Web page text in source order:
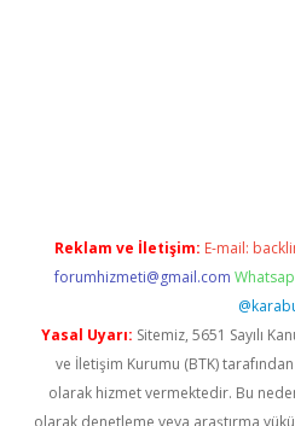
Reklam ve İletişim: E-mail:
forumhizmeti@gmail.com
Yasal Uyarı: Sitemiz, 5651 Sayılı
ve İletişim Kurumu (BTK)
olarak hizmet vermektedir. Bu
olarak denetleme veya araştırma